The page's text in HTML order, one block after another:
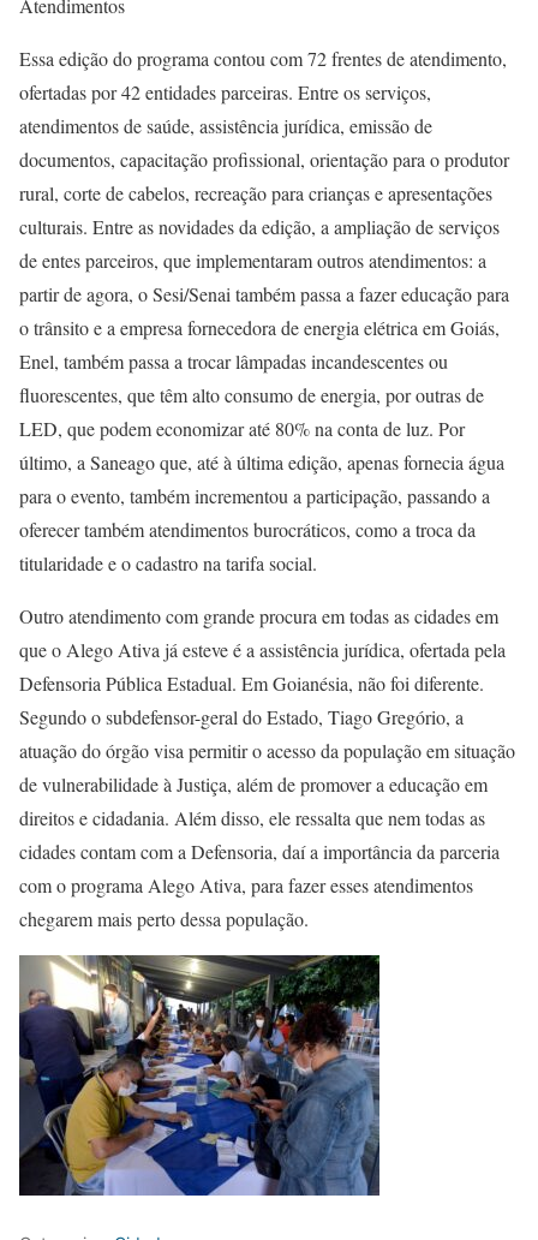
Atendimentos
Essa edição do programa contou com 72 frentes de atendimento,
ofertadas por 42 entidades parceiras. Entre os serviços,
atendimentos de saúde, assistência jurídica, emissão de
documentos, capacitação profissional, orientação para o produtor
rural, corte de cabelos, recreação para crianças e apresentações
culturais. Entre as novidades da edição, a ampliação de serviços
de entes parceiros, que implementaram outros atendimentos: a
partir de agora, o Sesi/Senai também passa a fazer educação para
o trânsito e a empresa fornecedora de energia elétrica em Goiás,
Enel, também passa a trocar lâmpadas incandescentes ou
fluorescentes, que têm alto consumo de energia, por outras de
LED, que podem economizar até 80% na conta de luz. Por
último, a Saneago que, até à última edição, apenas fornecia água
para o evento, também incrementou a participação, passando a
oferecer também atendimentos burocráticos, como a troca da
titularidade e o cadastro na tarifa social.
Outro atendimento com grande procura em todas as cidades em
que o Alego Ativa já esteve é a assistência jurídica, ofertada pela
Defensoria Pública Estadual. Em Goianésia, não foi diferente.
Segundo o subdefensor-geral do Estado, Tiago Gregório, a
atuação do órgão visa permitir o acesso da população em situação
de vulnerabilidade à Justiça, além de promover a educação em
direitos e cidadania. Além disso, ele ressalta que nem todas as
cidades contam com a Defensoria, daí a importância da parceria
com o programa Alego Ativa, para fazer esses atendimentos
chegarem mais perto dessa população.